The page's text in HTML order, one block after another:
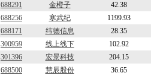
688291
金橙子 42.38
688256
寒武纪 1199.93
688171
纬德信息 28.35
300959
线上线下 102.92
301396
宏景科技 204.15
688500
慧辰股份 36.65